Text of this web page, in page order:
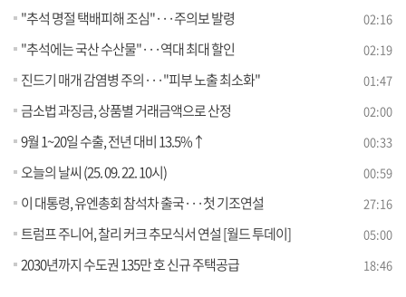
"추석 명절 택배피해 조심"···주의보 발령 02:16
"추석에는 국산 수산물"···역대 최대 할인 02:19
진드기 매개 감염병 주의···"피부 노출 최소화" 01:47
금소법 과징금, 상품별 거래금액으로 산정 02:00
9월 1~20일 수출, 전년 대비 13.5%↑ 00:33
오늘의 날씨 (25. 09. 22. 10시) 00:59
이 대통령, 유엔총회 참석차 출국···첫 기조연설 27:16
트럼프 주니어, 찰리 커크 추모식서 연설 [월드 투데이] 05:00
2030년까지 수도권 135만 호 신규 주택공급 18:46